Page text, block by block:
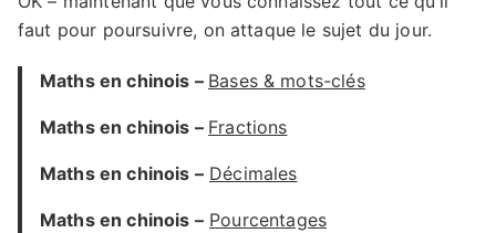
faut pour poursuivre, on attaque le sujet du jour.
Maths en chinois – Bases & mots-clés
Maths en chinois – Fractions
Maths en chinois – Décimales
Maths en chinois – Pourcentages